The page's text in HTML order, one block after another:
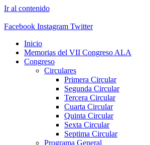
Ir al contenido
Facebook Instagram Twitter
Inicio
Memorias del VII Congreso ALA
Congreso
Circulares
Primera Circular
Segunda Circular
Tercera Circular
Cuarta Circular
Quinta Circular
Sexta Circular
Septima Circular
Programa General